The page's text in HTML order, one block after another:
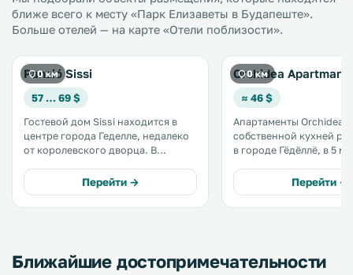
ближе всего к месту «Парк Елизаветы в Будапеште».
Больше отелей — на карте «Отели поблизости».
0 км
Panzió Sissi
57 … 69 $
Гостевой дом Sissi находится в
центре города Геделле, недалеко
от королевского дворца. В
номерах можно смотреть
программы кабельного
телевидения, а также
Перейти →
0 км
Orchidea Apartman
≈ 46 $
Апартаменты Orchidea с
собственной кухней
в городе Гёдёллё, в 5
и в 950 метрах от
железнодорожного
Гёдёллё. Гостям предоставляется
Перейти →
Ближайшие достопримечательности